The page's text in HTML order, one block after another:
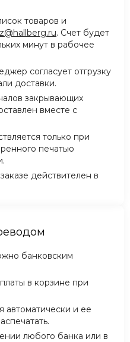
товаров и
. Счет будет
минут в рабочее
согласует отгрузку
доставки.
закрывающих
вместе с
только при
печатью
действителен в
банковским
в корзине при
автоматически и ее
любого банка или в